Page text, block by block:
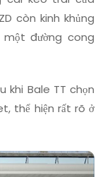
còn kinh khủng
một đường cong
khi Bale TT chọn
thể hiện rất rõ ở